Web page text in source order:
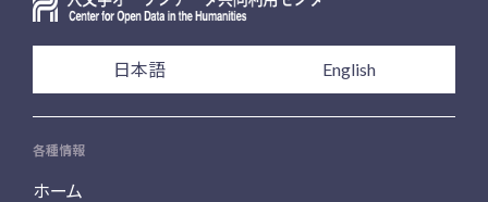
日本語 English
各種情報
ホーム